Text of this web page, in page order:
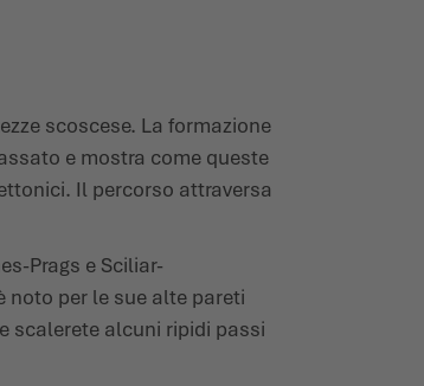
scoscese. La formazione
e mostra come queste
Il percorso attraversa
Prags e Sciliar-
noto per le sue alte pareti
scalerete alcuni ripidi passi